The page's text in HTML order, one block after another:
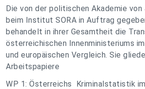
Die von der politischen Akademie
beim Institut SORA in Auftrag
behandelt in ihrer Gesamtheit die
österreichischen Innenministeriums
und europäischen Vergleich. Sie
Arbeitspapiere
WP 1: Österreichs Kriminalstatistik